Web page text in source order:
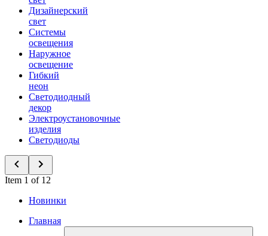
Дизайнерский
свет
Системы
освещения
Наружное
освещение
Гибкий
неон
Светодиодный
декор
Электроустановочные
изделия
Светодиоды
Item 1 of 12
Новинки
Главная